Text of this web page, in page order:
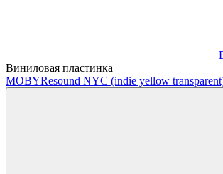
Виниловая пластинка
MOBYResound NYC (indie yellow